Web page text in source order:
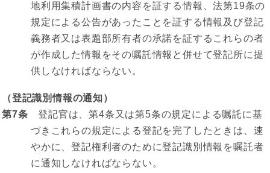
地利用集積計画書の内容を証する情報、法第19条の
規定による公告があったことを証する情報及び登記
義務者又は表題部所有者の承諾を証するこれらの者
が作成した情報をその嘱託情報と併せて登記所に提
供しなければならない。
（登記識別情報の通知）
第7条 登記官は、第4条又は第5条の規定による嘱託に基
づきこれらの規定による登記を完了したときは、速
やかに、登記権利者のために登記識別情報を嘱託者
に通知しなければならない。